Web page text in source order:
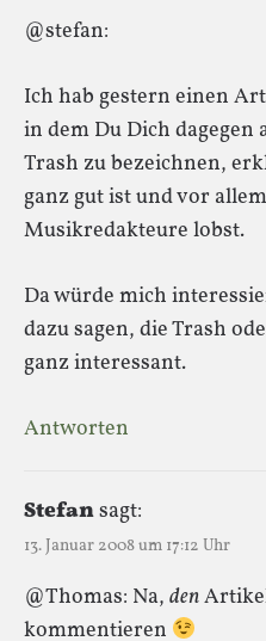
@stefan:
Ich hab gestern einen
in dem Du Dich dagegen
Trash zu bezeichnen,
ganz gut ist und vor
Musikredakteure lobst.
Da würde mich
dazu sagen, die Trash
ganz interessant.
Antworten
Stefansagt:
13. Januar 2008 um 17:12 Uhr
@Thomas: Na, den
kommentieren